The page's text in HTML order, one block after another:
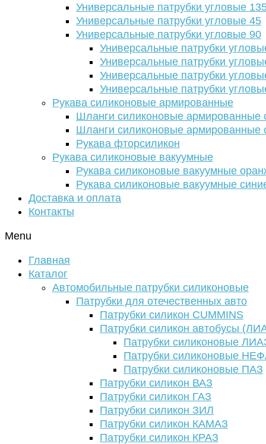
Универсальные патрубки угловые
Универсальные патрубки угловые 45
Универсальные патрубки угловые 90
Универсальные патрубки
Универсальные патрубки
Универсальные патрубки
Универсальные патрубки
Рукава силиконовые армированные
Шланги силиконовые армированные
Шланги силиконовые армированные
Рукава фторсиликон
Рукава силиконовые вакуумные
Рукава силиконовые вакуумные
Рукава силиконовые вакуумные
Доставка и оплата
Контакты
Menu
Главная
Каталог
Автомобильные патрубки силиконовые
Патрубки для отечественных авто
Патрубки силикон CUMMINS
Патрубки силикон автобусы
Патрубки силиконовые
Патрубки силиконовые
Патрубки силиконовые ПАЗ
Патрубки силикон ВАЗ
Патрубки силикон ГАЗ
Патрубки силикон ЗИЛ
Патрубки силикон КАМАЗ
Патрубки силикон КРАЗ